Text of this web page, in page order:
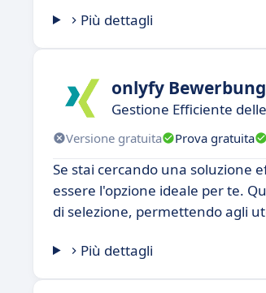
Più dettagli
onlyfy
Gestione Efficiente
Versione gratuita Prova gratuita
Se stai cercando una soluzione
essere l'opzione ideale per te.
di selezione, permettendo agli
Più dettagli